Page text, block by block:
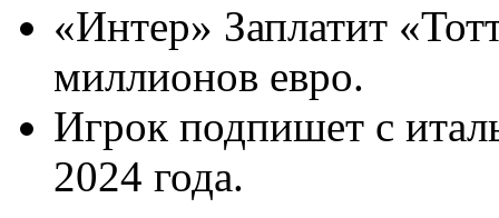
«Интер» Заплатит
миллионов евро.
Игрок подпишет с
2024 года.